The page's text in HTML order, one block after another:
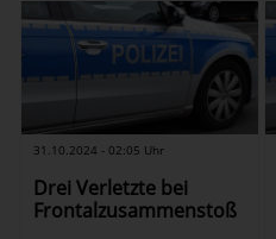
31.10.2024 - 02:05 Uhr
Drei Verletzte bei
Frontalzusammenstoß